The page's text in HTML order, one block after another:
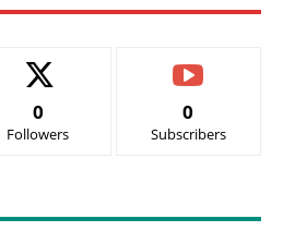
0
Followers
0
Subscribers